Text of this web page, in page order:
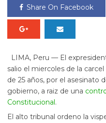
Share On Facebook
LIMA, Peru — El
salio el miercoles de la
de 25 años, por el asesinato
gobierno, a raiz de una
Constitucional.
El alto tribunal ordeno la